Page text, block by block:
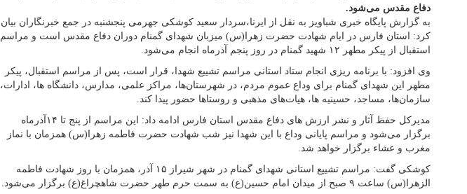
دفاع مقدس می‌شود.
به گزارش پایگاه خبری شباویز به نقل از ایرنا،سردار سعید کوشکی جهرمی پنجشنبه در جمع خبرنگاران بیان
کرد: استان فارس در ایام شهادت حضرت زهرا(س) میزبان شهدای گمنام دوران دفاع مقدس است و مراسم
استقبال از پیکر مطهر ۱۲ شهید گمنام در روز پنجم آذرماه انجام می‌شود.
وی افزود: با برنامه ریزی انجام ستاد استانی مراسم تشییع شهدا، قرار است، پس از مراسم استقبال، پیکر
مطهر این شهدای گمنام برای وداع عموم مردم، در شهرستان‌ها، مراکز علمی، مدارس، دانشگاه ها، ادارات،
سازمان‌ها، مساجد، حسینیه ها، هیات‌های مذهبی و روستاها حضور پیدا کند.
مدیرکل حفظ آثار و نشر ارزش های دفاع مقدس استان فارس ادامه داد: این مراسم از پنج تا ۱۴آذرماه
برگزار می‌شود و مراسم پایانی وداع با این شهدا نیز شب شهادت حضرت فاطمه زهرا(س) همزمان با نماز
مغرب و عشاء برگزار خواهد شد.
کوشکی گفت: مراسم تشییع استانی شهدای گمنام در شهر شیراز ۱۵ آذر، همزمان با روز شهادت فاطمه
الزهرا(س) ساعت ۹ صبح از میدان امام حسین(ع) به سمت حرم طهر حضرت شاهچراغ(ع) برگزار می‌شود.